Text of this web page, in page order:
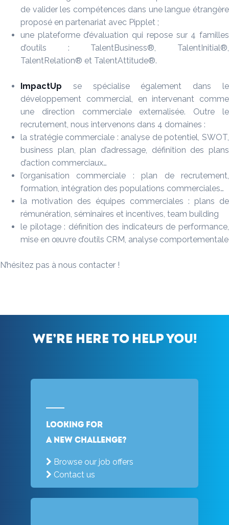
de valider les compétences dans une langue étrangère
proposé en partenariat avec Pipplet ;
une plateforme d’évaluation qui repose sur 4 familles
d’outils : TalentBusiness®, TalentInitial®,
TalentRelation® et TalentAttitude®.
ImpactUp se spécialise également dans le
développement commercial, en intervenant comme
une direction commerciale externalisée. Outre le
recrutement, nous intervenons dans 4 domaines :
la stratégie commerciale : analyse de potentiel, SWOT,
business plan, plan d’adressage, définition des plans
d’action commerciaux…
l’organisation commerciale : plan de recrutement,
formation, intégration des populations commerciales…
la motivation des équipes commerciales : plans de
rémunération, séminaires et incentives, team building
le pilotage : définition des indicateurs de performance,
mise en œuvre d’outils CRM, analyse comportementale
N’hésitez pas à nous contacter !
We’re here to help you!
Looking for
a new challenge?
Browse our job offers
Contact us